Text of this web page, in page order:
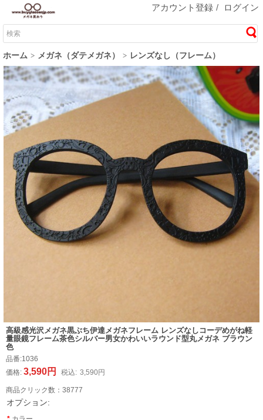
アカウント登録 / ログイン
ホーム メガネ（ダテメガネ） レンズなし（フレーム）
高級感光沢メガネ黒ぶち伊達メガネフレーム レンズなしコーデめがね軽
量眼鏡フレーム茶色シルバー男女かわいいラウンド型丸メガネ ブラウン
色
品番:1036
価格: 3,590円 税込: 3,590円
商品クリック数： 38777
オプション: